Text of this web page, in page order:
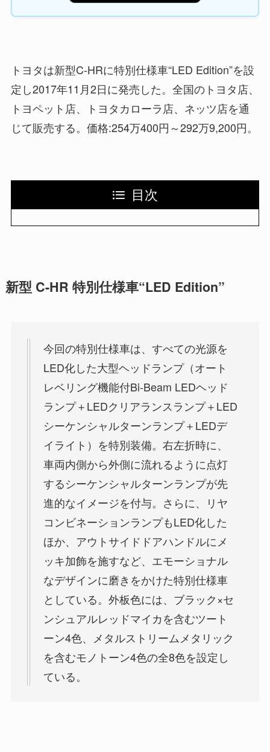
トヨタは新型C-HRに特別仕様車“LED Edition”を設
定し2017年11月2日に発売した。全国のトヨタ店、
トヨペット店、トヨタカローラ店、ネッツ店を通
じて販売する。価格:254万400円～292万9,200円。
目次
新型 C-HR 特別仕様車“LED Edition”
今回の特別仕様車は、すべての光源を
LED化した大型ヘッドランプ（オート
レベリング機能付Bi-Beam LEDヘッド
ランプ＋LEDクリアランスランプ＋LED
シーケンシャルターンランプ＋LEDデ
イライト）を特別装備。右左折時に、
車両内側から外側に流れるように点灯
するシーケンシャルターンランプが先
進的なイメージを付与。さらに、リヤ
コンビネーションランプもLED化した
ほか、アウトサイドドアハンドルにメ
ッキ加飾を施すなど、エモーショナル
なデザインに磨きをかけた特別仕様車
としている。外板色には、ブラック×セ
ンシュアルレッドマイカを含むツート
ーン4色、メタルストリームメタリック
を含むモノトーン4色の全8色を設定し
ている。